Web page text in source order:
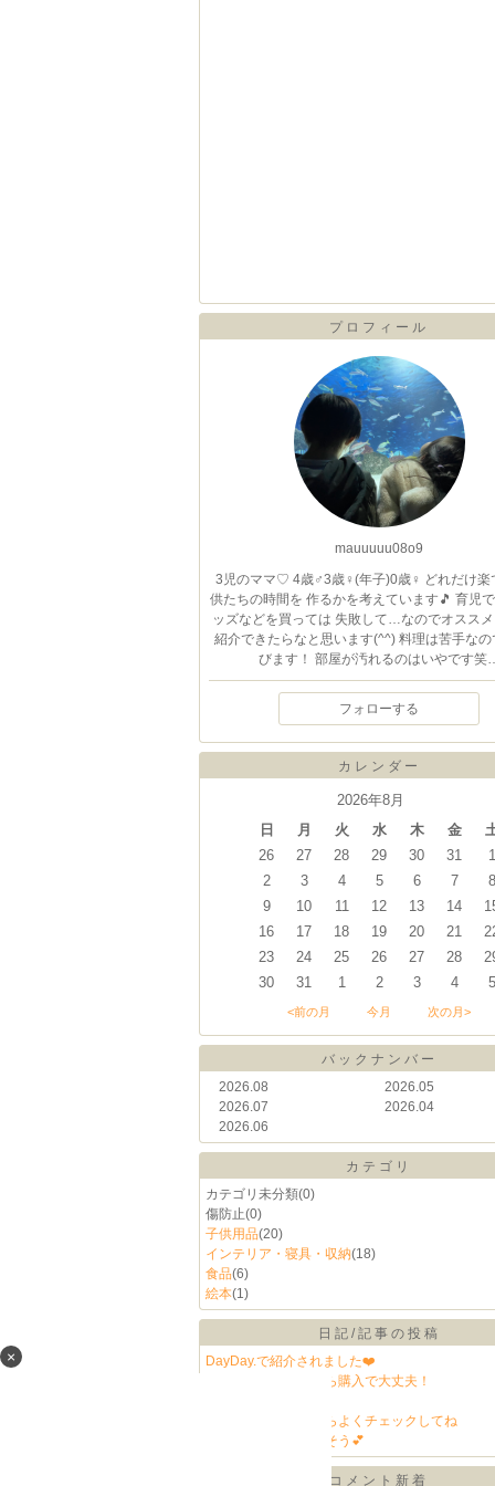
×
プロフィール
mauuuuu08o9
3児のママ♡ 4歳♂3歳♀(年子)0歳♀ どれだけ楽
供たちの時間を 作るかを考えています🎵 育児
ッズなどを買っては 失敗して…なのでオスス
紹介できたらなと思います(^^) 料理は苦手なの
びます！ 部屋が汚れるのはいやです笑
フォローする
カレンダー
2026年8月
日
月 火 水 木 金
26
27 28 29 30 31
1
2
3 4 5 6 7
8
9
10 11 12 13 14
16
17 18 19 20 21
23
24 25 26 27 28
30
31 1 2 3 4 5
<前の月 今月 次の月>
バックナンバー
2026.08
2026.07
2026.06
2026.05
2026.04
カテゴリ
カテゴリ未分類(0)
傷防止(0)
子供用品(20)
インテリア・寝具・収納(18)
食品(6)
絵本(1)
日記/記事の投稿
DayDay.で紹介されました❤️
スタイは生まれてから購入で大丈夫！
いろんな形があるからよくチェックしてね
指先の練習から使えそう💕
コメント新着